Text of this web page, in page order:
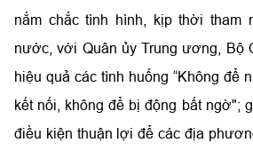
nắm chắc tình hình, kịp thời tham
nước, với Quân ủy Trung ương, Bộ
hiệu quả các tình huống “Không để
kết nối, không để bị động bất ngờ";
điều kiện thuận lợi để các địa